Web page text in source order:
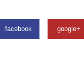
facebook google+